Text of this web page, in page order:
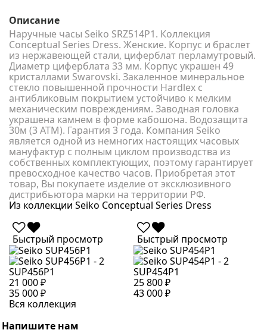
Описание
Наручные часы Seiko SRZ514P1. Коллекция
Conceptual Series Dress. Женские. Корпус и браслет
из нержавеющей стали, циферблат перламутровый.
Диаметр циферблата 33 мм. Корпус украшен 49
кристаллами Swarovski. Закаленное минеральное
стекло повышенной прочности Hardlex с
антибликовым покрытием устойчиво к мелким
механическим повреждениям. Заводная головка
украшена камнем в форме кабошона. Водозащита
30м (3 АТМ). Гарантия 3 года. Компания Seiko
является одной из немногих настоящих часовых
мануфактур с полным циклом производства из
собственных комплектующих, поэтому гарантирует
превосходное качество часов. Приобретая этот
товар, Вы покупаете изделие от эксклюзивного
дистрибьютора марки на территории РФ.
Из коллекции Seiko Conceptual Series Dress
Быстрый просмотр
SUP456P1
21 000 ₽
35 000 ₽
Быстрый просмотр
SUP454P1
25 800 ₽
43 000 ₽
Вся коллекция
Напишите нам